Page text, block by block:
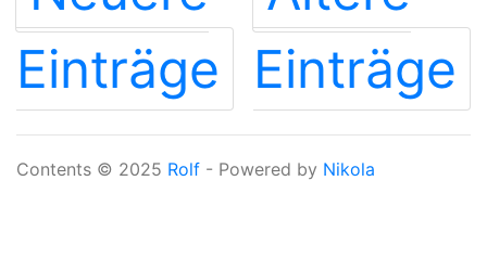
Einträge
Einträge
Contents © 2025 Rolf - Powered by Nikola